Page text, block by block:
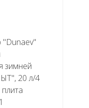
"Dunaev"
зимней
20 л/4